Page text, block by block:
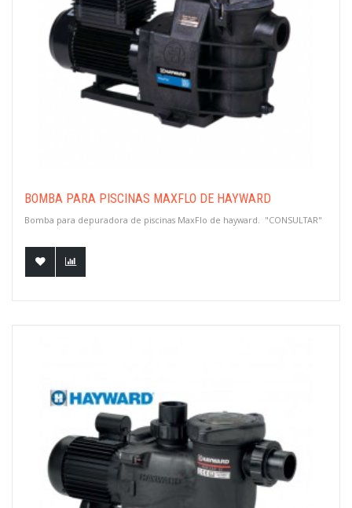
BOMBA PARA PISCINAS MAXFLO DE HAYWARD
Bomba para depuradora de piscinas MaxFlo de hayward. "CONSULTAR"